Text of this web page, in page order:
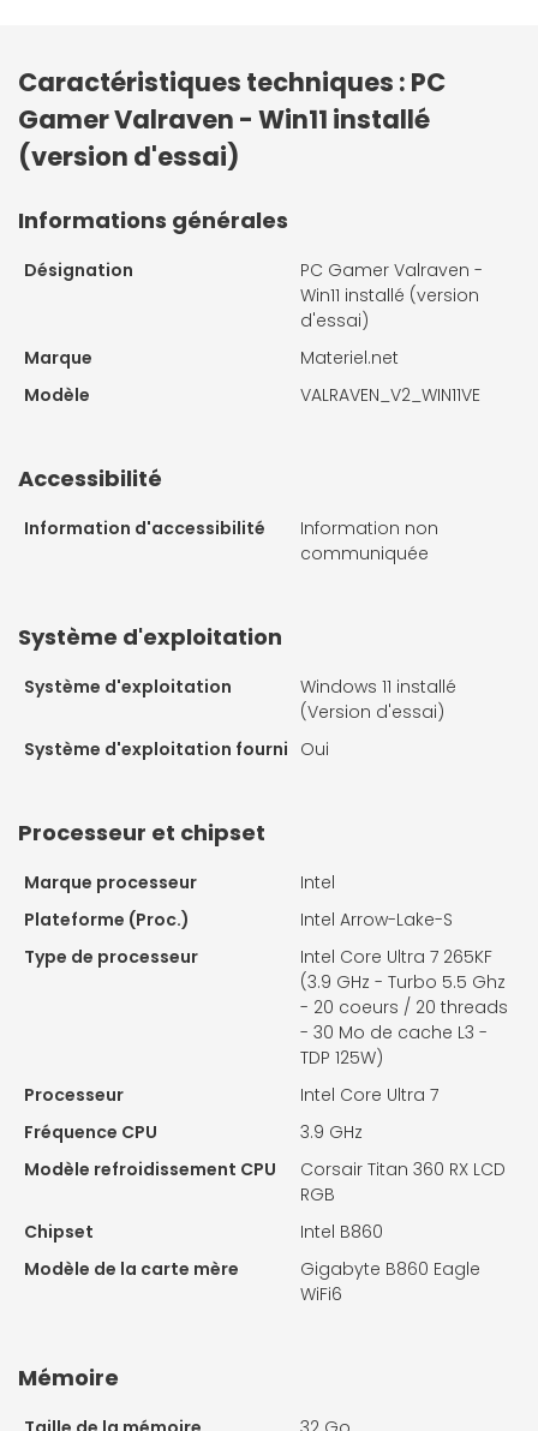
Caractéristiques techniques : PC
Gamer Valraven - Win11 installé
(version d'essai)
Informations générales
Désignation
PC Gamer Valraven -
Win11 installé (version
d'essai)
Marque
Materiel.net
Modèle
VALRAVEN_V2_WIN11VE
Accessibilité
Information d'accessibilité
Information non
communiquée
Système d'exploitation
Système d'exploitation
Windows 11 installé
(Version d'essai)
Système d'exploitation fourni Oui
Processeur et chipset
Marque processeur
Intel
Plateforme (Proc.)
Intel Arrow-Lake-S
Type de processeur
Intel Core Ultra 7 265KF
(3.9 GHz - Turbo 5.5 Ghz
- 20 coeurs / 20 threads
- 30 Mo de cache L3 -
TDP 125W)
Processeur
Intel Core Ultra 7
Fréquence CPU
3.9 GHz
Modèle refroidissement CPU
Corsair Titan 360 RX LCD
RGB
Chipset
Intel B860
Modèle de la carte mère
Gigabyte B860 Eagle
WiFi6
Mémoire